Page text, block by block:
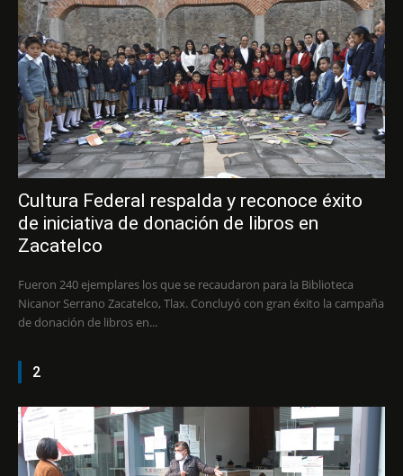
Cultura Federal respalda y reconoce éxito
de iniciativa de donación de libros en
Zacatelco
Fueron 240 ejemplares los que se recaudaron para la Biblioteca
Nicanor Serrano Zacatelco, Tlax. Concluyó con gran éxito la campaña
de donación de libros en...
2